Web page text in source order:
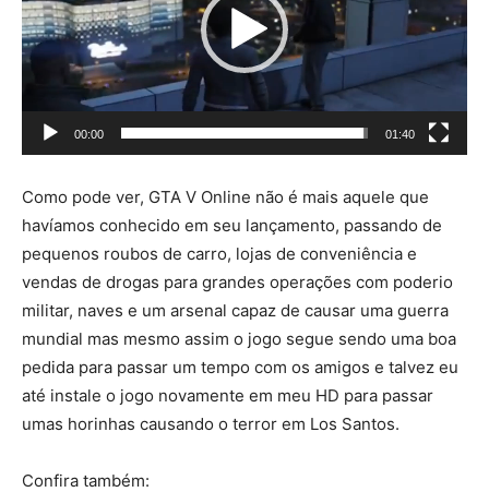
d
o
d
í
d
e
o
00:00 01:40
Como pode ver, GTA V Online não é mais aquele que
havíamos conhecido em seu lançamento, passando de
pequenos roubos de carro, lojas de conveniência e
vendas de drogas para grandes operações com poderio
militar, naves e um arsenal capaz de causar uma guerra
mundial mas mesmo assim o jogo segue sendo uma boa
pedida para passar um tempo com os amigos e talvez eu
até instale o jogo novamente em meu HD para passar
umas horinhas causando o terror em Los Santos.
Confira também: